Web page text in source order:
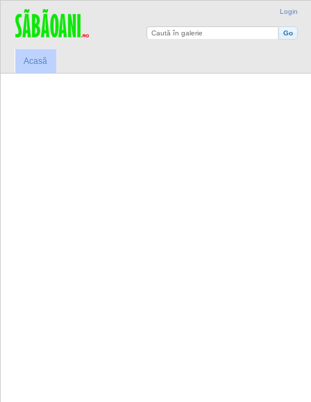
Login
Acasă